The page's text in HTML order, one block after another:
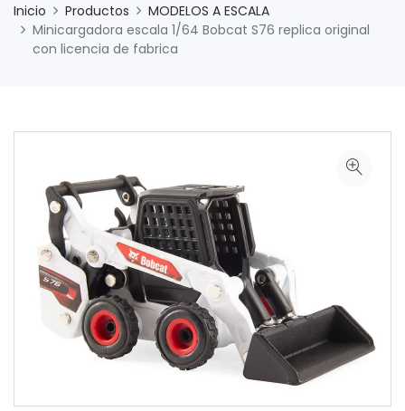
Inicio Productos
MODELOS A ESCALA
Minicargadora escala 1/64 Bobcat S76 replica original
con licencia de fabrica